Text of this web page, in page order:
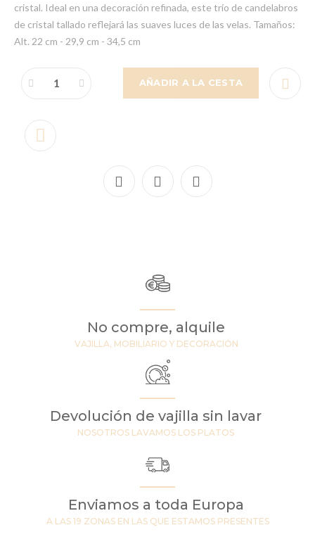
cristal. Ideal en una decoración refinada, este trío de candelabros
de cristal tallado reflejará las suaves luces de las velas. Tamaños:
Alt. 22 cm - 29,9 cm - 34,5 cm
AÑADIR A LA CESTA
No compre, alquile
VAJILLA, MOBILIARIO Y DECORACIÓN
Devolución de vajilla sin lavar
NOSOTROS LAVAMOS LOS PLATOS
Enviamos a toda Europa
A LAS 19 ZONAS EN LAS QUE ESTAMOS PRESENTES